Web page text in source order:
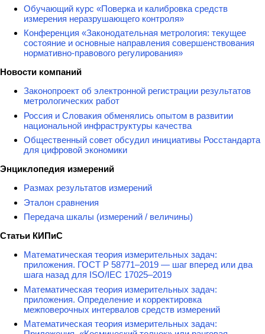
Обучающий курс «Поверка и калибровка средств
измерения неразрушающего контроля»
Конференция «Законодательная метрология: текущее
состояние и основные направления совершенствования
нормативно-правового регулирования»
Новости компаний
Законопроект об электронной регистрации результатов
метрологических работ
Россия и Словакия обменялись опытом в развитии
национальной инфраструктуры качества
Общественный совет обсудил инициативы Росстандарта
для цифровой экономики
Энциклопедия измерений
Размах результатов измерений
Эталон сравнения
Передача шкалы (измерений / величины)
Статьи КИПиС
Математическая теория измерительных задач:
приложения. ГОСТ Р 58771–2019 — шаг вперед или два
шага назад для ISO/IEC 17025–2019
Математическая теория измерительных задач:
приложения. Определение и корректировка
межповерочных интервалов средств измерений
Математическая теория измерительных задач: